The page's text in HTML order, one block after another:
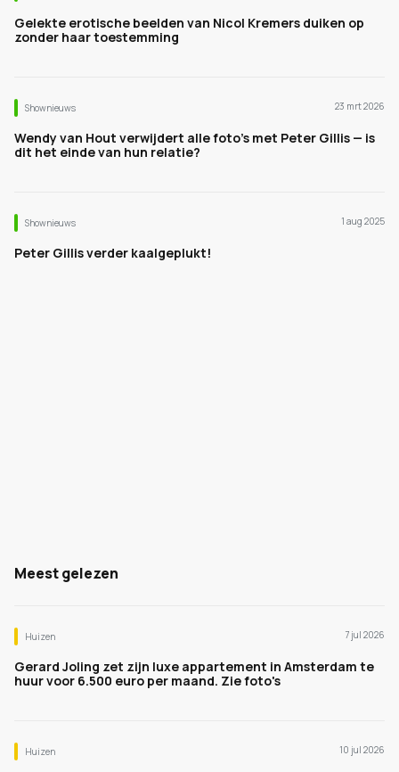
Gelekte erotische beelden van Nicol Kremers duiken op
zonder haar toestemming
Shownieuws 23 mrt 2026
Wendy van Hout verwijdert alle foto’s met Peter Gillis — is
dit het einde van hun relatie?
Shownieuws 1 aug 2025
Peter Gillis verder kaalgeplukt!
Meest gelezen
Huizen 7 jul 2026
Gerard Joling zet zijn luxe appartement in Amsterdam te
huur voor 6.500 euro per maand. Zie foto's
Huizen 10 jul 2026